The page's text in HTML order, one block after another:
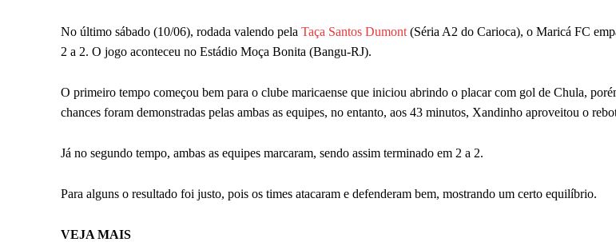
No último sábado (10/06), rodada valendo pela Taça Santos Dumont (Séria A2 do Carioca), o Maricá FC
2 a 2. O jogo aconteceu no Estádio Moça Bonita (Bangu-RJ).
O primeiro tempo começou bem para o clube maricaense que iniciou abrindo o placar com gol de Chula,
chances foram demonstradas pelas ambas as equipes, no entanto, aos 43 minutos, Xandinho aproveitou o
Já no segundo tempo, ambas as equipes marcaram, sendo assim terminado em 2 a 2.
Para alguns o resultado foi justo, pois os times atacaram e defenderam bem, mostrando um certo equilíbrio.
VEJA MAIS